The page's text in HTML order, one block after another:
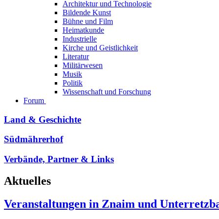
Architektur und Technologie
Bildende Kunst
Bühne und Film
Heimatkunde
Industrielle
Kirche und Geistlichkeit
Literatur
Militärwesen
Musik
Politik
Wissenschaft und Forschung
Forum
Land & Geschichte
Südmährerhof
Verbände, Partner & Links
Aktuelles
Veranstaltungen in Znaim und